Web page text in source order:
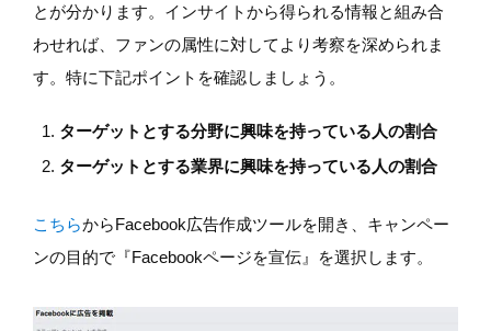
とが分かります。インサイトから得られる情報と組み合
わせれば、ファンの属性に対してより考察を深められま
す。特に下記ポイントを確認しましょう。
ターゲットとする分野に興味を持っている人の割合
ターゲットとする業界に興味を持っている人の割合
こちらからFacebook広告作成ツールを開き、キャンペー
ンの目的で『Facebookページを宣伝』を選択します。